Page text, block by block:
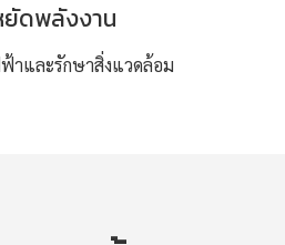
ยัดพลังงาน
าและรักษาสิ่งแวดล้อม